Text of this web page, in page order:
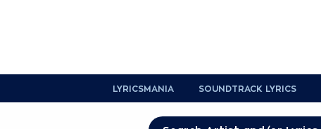
LYRICSMANIA SOUNDTRACK LYRICS